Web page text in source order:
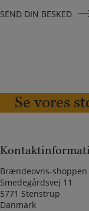
SEND DIN BESKED
Se vores
Brændeovns-shoppen
Smedegårdsvej 11
5771 Stenstrup
Danmark